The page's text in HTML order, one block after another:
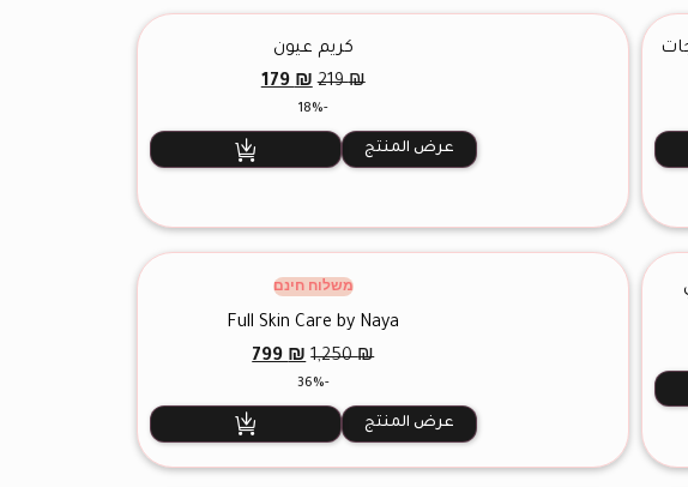
كريم عيون
219₪
السعر
الأصلي
179₪
السعر
179 ₪.
-18%
عرض المنتج
משלוח חינם
Full Skin Care by Naya
1,250₪
السعر
الأصلي
799₪
السعر
799 ₪.
-36%
عرض المنتج